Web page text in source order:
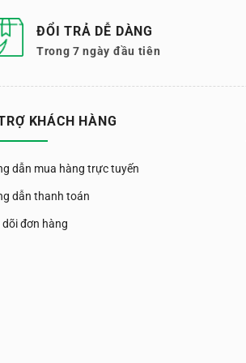
ĐỔI TRẢ DỄ DÀNG
Trong 7 ngày đầu tiên
KHÁCH HÀNG
dẫn mua hàng trực tuyến
dẫn thanh toán
dõi đơn hàng